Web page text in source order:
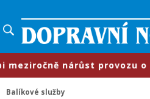
nárůst provozu o 6,3
Balíkové služby